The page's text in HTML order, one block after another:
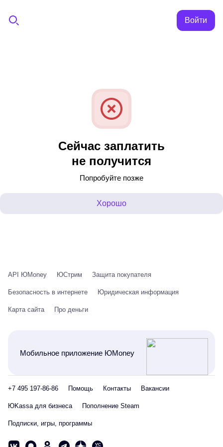
Войти
Сейчас заплатить
не получится
Попробуйте позже
Хорошо
API ЮMoney ЮСтрим Защита покупателя
Безопасность в интернете Юридическая информация
Карта сайта Про деньги
Мобильное приложение ЮMoney
+7 495 197-86-86 Помощь Контакты Вакансии
ЮKassa для бизнеса Пополнение Steam
Подписки, игры, программы